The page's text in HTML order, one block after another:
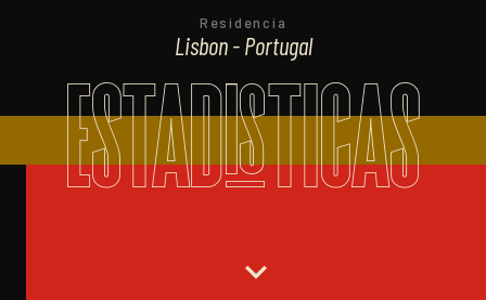
Residencia
Lisbon - Portugal
ESTADISTICAS
expand_more